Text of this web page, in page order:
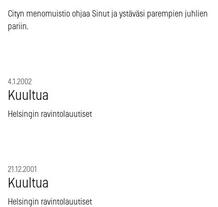
Cityn menomuistio ohjaa Sinut ja ystäväsi parempien juhlien
pariin.
4.1.2002
Kuultua
Helsingin ravintolauutiset
21.12.2001
Kuultua
Helsingin ravintolauutiset